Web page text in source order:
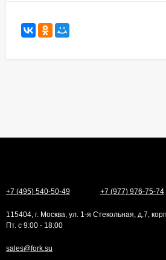
+7 (495) 540-50-49 +7 (977) 976-75-74
115404, г. Москва, ул. 1-я Стекольная, д.7,
Пт. с 9:00 - 18:00
sales@fork.su